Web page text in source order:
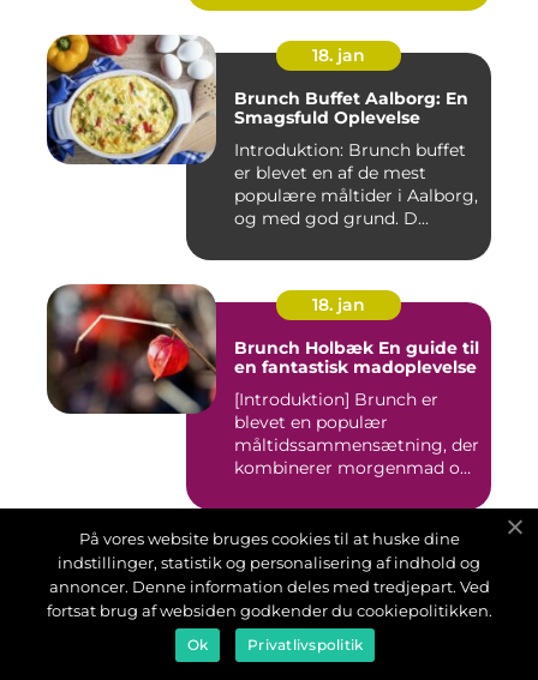
18. jan
Brunch Buffet Aalborg: En
Smagsfuld Oplevelse
Introduktion: Brunch buffet
er blevet en af de mest
populære måltider i Aalborg,
og med god grund. D...
18. jan
Brunch Holbæk En guide til
en fantastisk madoplevelse
[Introduktion] Brunch er
blevet en populær
måltidssammensætning, der
kombinerer morgenmad og
18. jan
Brunch Gavekort: Den
Ultimative Guide til Mad-
og drikkeelskere
Indledning: Brunch er blevet
På vores website bruges cookies til at huske dine
indstillinger, statistik og personalisering af indhold og
annoncer. Denne information deles med tredjepart. Ved
fortsat brug af websiden godkender du cookiepolitikken.
Ok Privatlivspolitik